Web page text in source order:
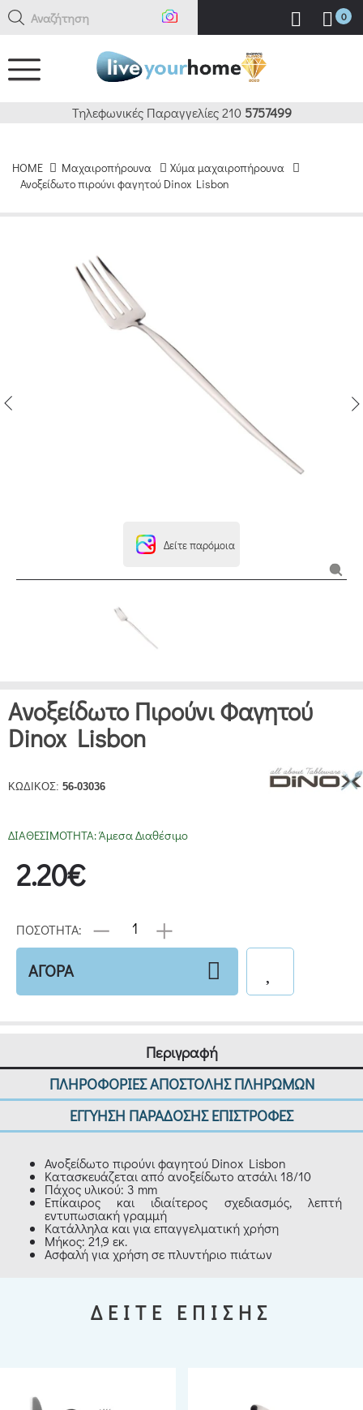
Αναζήτηση ε 0
Τηλεφωνικές Παραγγελίες 210 5757499
HOME Μαχαιροπήρουνα
Χύμα μαχαιροπήρουνα
Ανοξείδωτο πιρούνι φαγητού Dinox Lisbon
Δείτε παρόμοια
Ανοξείδωτο Πιρούνι Φαγητού
Dinox Lisbon
ΚΩΔΙΚΟΣ: 56-03036
ΔΙΑΘΕΣΙΜΟΤΗΤΑ:Άμεσα Διαθέσιμο
2.20€
ΠΟΣΟΤΗΤΑ:
ΑΓΟΡΑ
Περιγραφή
ΠΛΗΡΟΦΟΡΙΕΣ ΑΠΟΣΤΟΛΗΣ ΠΛΗΡΩΜΩΝ
ΕΓΓΥΗΣΗ ΠΑΡΑΔΟΣΗΣ ΕΠΙΣΤΡΟΦΕΣ
Ανοξείδωτο πιρούνι φαγητού Dinox Lisbon
Κατασκευάζεται από ανοξείδωτο ατσάλι 18/10
Πάχος υλικού: 3 mm
Επίκαιρος και ιδιαίτερος σχεδιασμός, λεπτή
εντυπωσιακή γραμμή
Κατάλληλα και για επαγγελματική χρήση
Μήκος: 21,9 εκ.
Ασφαλή για χρήση σε πλυντήριο πιάτων
ΔΕΙΤΕ ΕΠΙΣΗΣ